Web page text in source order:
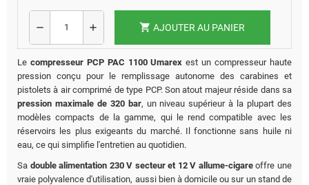
remove add shopping_cart AJOUTER AU PANIER
Le compresseur PCP PAC 1100 Umarex est un compresseur haute
pression conçu pour le remplissage autonome des carabines et
pistolets à air comprimé de type PCP. Son atout majeur réside dans sa
pression maximale de 320 bar, un niveau supérieur à la plupart des
modèles compacts de la gamme, qui le rend compatible avec les
réservoirs les plus exigeants du marché. Il fonctionne sans huile ni
eau, ce qui simplifie l'entretien au quotidien.
Sa double alimentation 230 V secteur et 12 V allume-cigareoffre une
vraie polyvalence d'utilisation, aussi bien à domicile ou sur un stand de